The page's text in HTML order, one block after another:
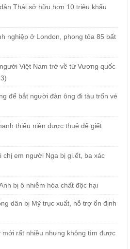
Thái sở hữu hơn 10 triệu khẩu
nghiệp ở London, phong tỏa 85 bất
Việt Nam trở về từ Vương quốc
để bắt người đàn ông đi tàu trốn vé
thiếu niên được thuê để giết
chị em người Nga bị gi.ết, ba xác
bị ô nhiễm hóa chất độc hại
dân bị Mỹ trục xuất, hỗ trợ ổn định
mới rất nhiều nhưng không tìm được